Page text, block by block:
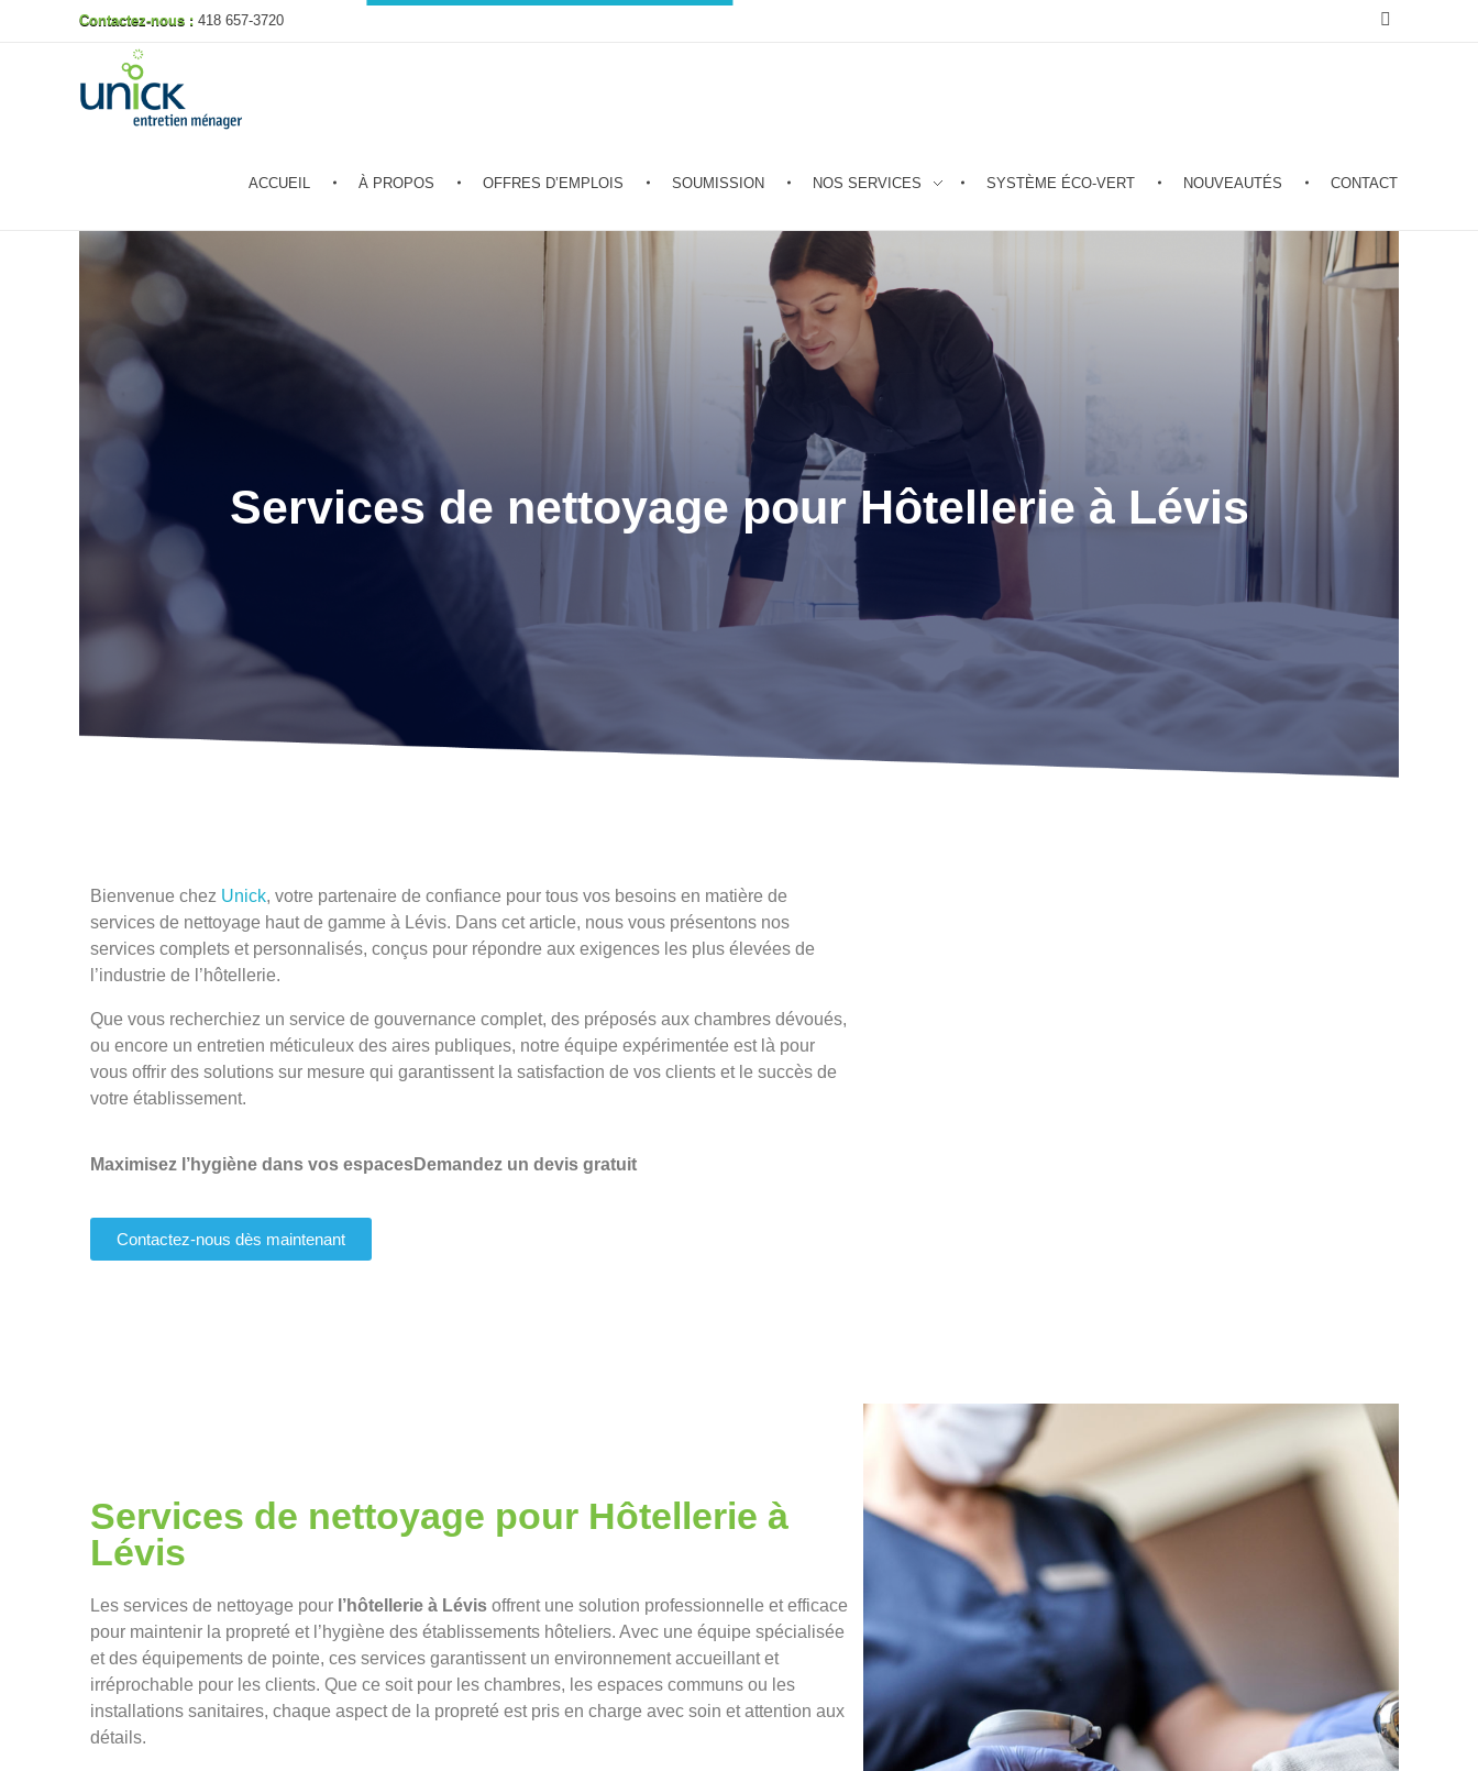
Contactez-nous : 418 657-3720
ACCUEIL À PROPOS OFFRES D’EMPLOIS SOUMISSION NOS SERVICES SYSTÈME ÉCO-VERT NOUVEAUTÉS CONTACT
Services de nettoyage pour Hôtellerie à Lévis
Bienvenue chez Unick, votre partenaire de confiance pour tous vos besoins en matière de
services de nettoyage haut de gamme à Lévis. Dans cet article, nous vous présentons nos
services complets et personnalisés, conçus pour répondre aux exigences les plus élevées de
l’industrie de l’hôtellerie.
Que vous recherchiez un service de gouvernance complet, des préposés aux chambres dévoués,
ou encore un entretien méticuleux des aires publiques, notre équipe expérimentée est là pour
vous offrir des solutions sur mesure qui garantissent la satisfaction de vos clients et le succès de
votre établissement.
Maximisez l’hygiène dans vos espacesDemandez un devis gratuit
Contactez-nous dès maintenant
Services de nettoyage pour Hôtellerie à
Lévis
Les services de nettoyage pour l’hôtellerie à Lévis offrent une solution professionnelle et efficace
pour maintenir la propreté et l’hygiène des établissements hôteliers. Avec une équipe spécialisée
et des équipements de pointe, ces services garantissent un environnement accueillant et
irréprochable pour les clients. Que ce soit pour les chambres, les espaces communs ou les
installations sanitaires, chaque aspect de la propreté est pris en charge avec soin et attention aux
détails.